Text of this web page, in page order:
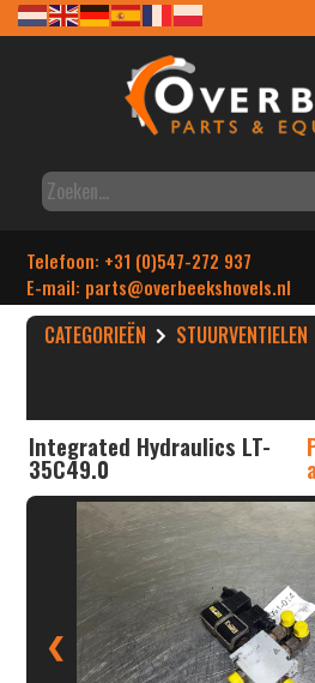
Telefoon: +31 (0)547-272 937
E-mail: parts@overbeekshovels.nl
CATEGORIEËN STUURVENTIELEN
Integrated Hydraulics LT-
35C49.0
❮